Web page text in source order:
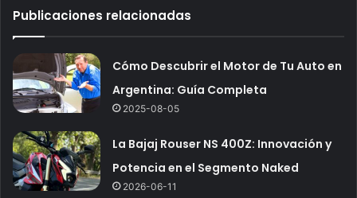
Publicaciones relacionadas
Cómo Descubrir el Motor de Tu Auto en
Argentina: Guía Completa
2025-08-05
La Bajaj Rouser NS 400Z: Innovación y
Potencia en el Segmento Naked
2026-06-11